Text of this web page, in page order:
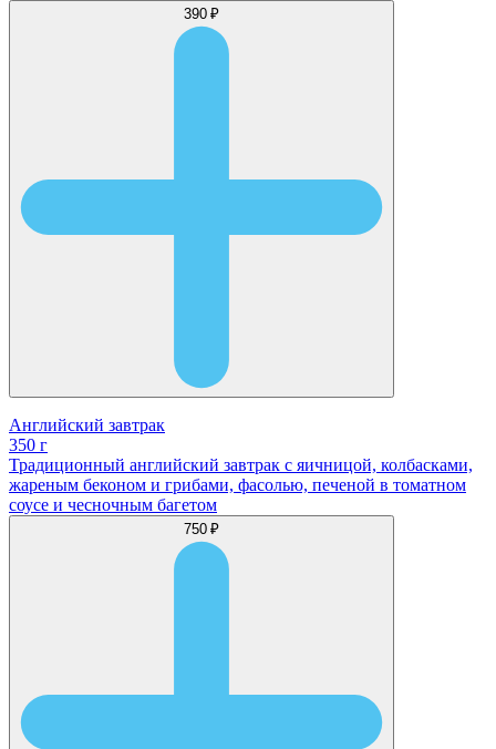
390 ₽
Английский завтрак
350 г
Традиционный английский завтрак с яичницой, колбасками,
жареным беконом и грибами, фасолью, печеной в томатном
соусе и чесночным багетом
750 ₽